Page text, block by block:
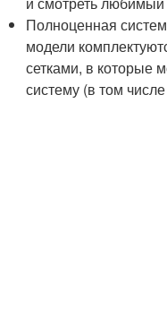
Полноценная
модели
сетками, в которые
систему (в том